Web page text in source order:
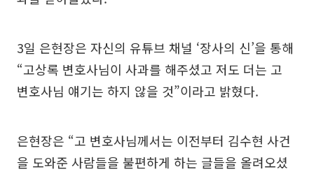
3일 은현장은 자신의 유튜브 채널 ‘장사의 신’을 통해
“고상록 변호사님이 사과를 해주셨고 저도 더는 고
변호사님 얘기는 하지 않을 것”이라고 밝혔다.
은현장은 “고 변호사님께서는 이전부터 김수현 사건
을 도와준 사람들을 불편하게 하는 글들을 올려오셨